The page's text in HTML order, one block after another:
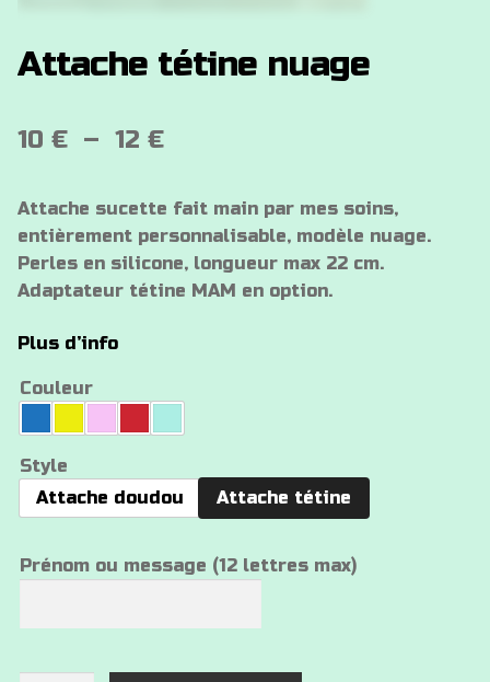
Attache tétine nuage
10 € – 12 €Plage
prix :
10 €
à
Attache sucette fait main par mes soins,
entièrement personnalisable, modèle nuage.
Perles en silicone, longueur max 22 cm.
Adaptateur tétine MAM en option.
Plus d’info
Couleur
Style
Attache doudou
Attache tétine
Prénom ou message (12 lettres max)